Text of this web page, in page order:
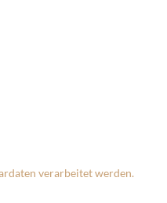
verarbeitet werden.